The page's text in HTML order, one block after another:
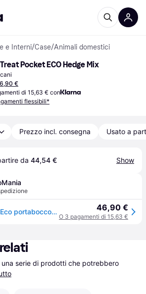
e Interni/Case/Animali domestici
Pocket ECO Hedge Mix
€
di 15,63 € con
flessibili*
Prezzo incl. consegna Usato a
da 44,54 € Show
Hurtta Treat Pocket Eco portabocconcini per cani 46,90 €
O 3 pagamenti di 15,63 €
serie di prodotti che potrebbero